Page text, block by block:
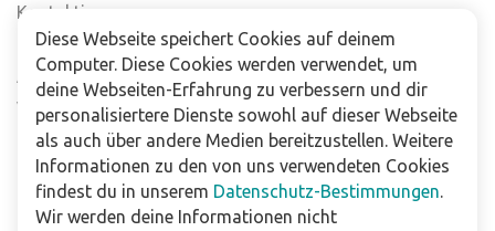
Kontaktiere uns
Häufig gestellte Fragen
Abonniere unseren Newsletter
Verkaufsstellen
Für Unternehmen
Downloads
Diese Webseite speichert Cookies auf deinem
Computer. Diese Cookies werden verwendet, um
deine Webseiten-Erfahrung zu verbessern und dir
personalisiertere Dienste sowohl auf dieser Webseite
als auch über andere Medien bereitzustellen. Weitere
Informationen zu den von uns verwendeten Cookies
findest du in unserem Datenschutz-Bestimmungen.
Wir werden deine Informationen nicht